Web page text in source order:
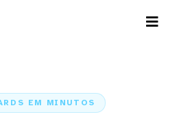
EM MINUTOS